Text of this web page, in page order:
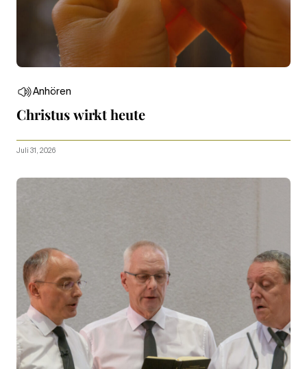
Anhören
Christus wirkt heute
Juli 31, 2026